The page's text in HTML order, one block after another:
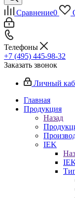
Сравнение0
Телефоны
+7 (495) 445-98-32
Заказать звонок
Личный
Главная
Продукция
Назад
IEK